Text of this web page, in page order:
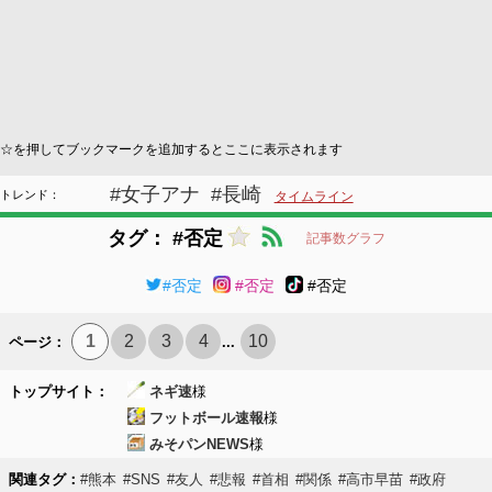
☆を押してブックマークを追加するとここに表示されます
#女子アナ #長崎 タイムライン
トレンド：
タグ： #否定 記事数グラフ
#否定 #否定 #否定
ページ： 1 2 3 4 ... 10
トップサイト： ネギ速様
フットボール速報様
みそパンNEWS様
関連タグ： #熊本 #SNS #友人 #悲報 #首相 #関係 #高市早苗 #政府